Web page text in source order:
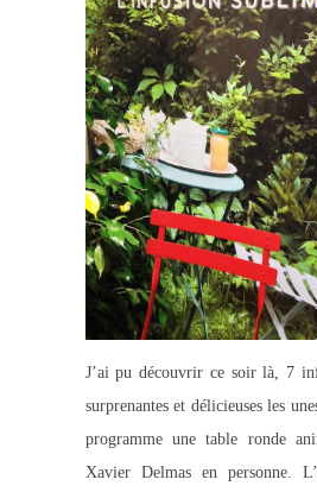
J’ai pu découvrir ce soir là, 7
surprenantes et délicieuses les
programme une table ronde
Xavier Delmas en personne.